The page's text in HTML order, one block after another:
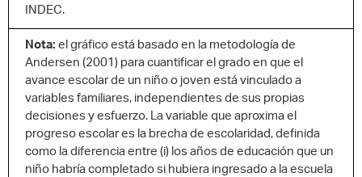
INDEC.
Nota: el gráfico está basado en la metodología de
Andersen (2001) para cuantificar el grado en que el
avance escolar de un niño o joven está vinculado a
variables familiares, independientes de sus propias
decisiones y esfuerzo. La variable que aproxima el
progreso escolar es la brecha de escolaridad, definida
como la diferencia entre (i) los años de educación que un
niño habría completado si hubiera ingresado a la escuela